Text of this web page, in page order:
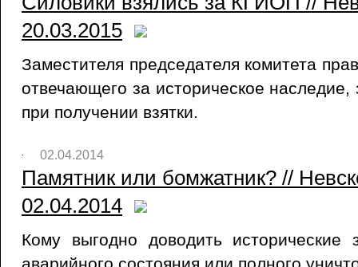
20.03.2015
Заместителя председателя комитета
отвечающего за историческое
при получении взятки.
02.04.2014
Памятник или бомжатник? //
02.04.2014
Кому выгодно доводить исторические